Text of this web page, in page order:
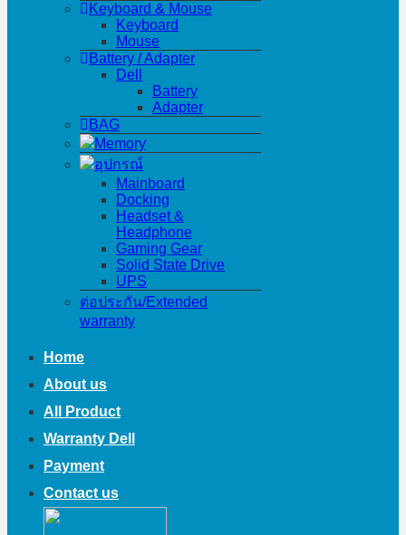
Keyboard & Mouse
Keyboard
Mouse
Battery / Adapter
Dell
Battery
Adapter
BAG
Memory
อุปกรณ์
Mainboard
Docking
Headset &
Headphone
Gaming Gear
Solid State Drive
UPS
ต่อประกัน/Extended
warranty
Home
About us
All Product
Warranty Dell
Payment
Contact us